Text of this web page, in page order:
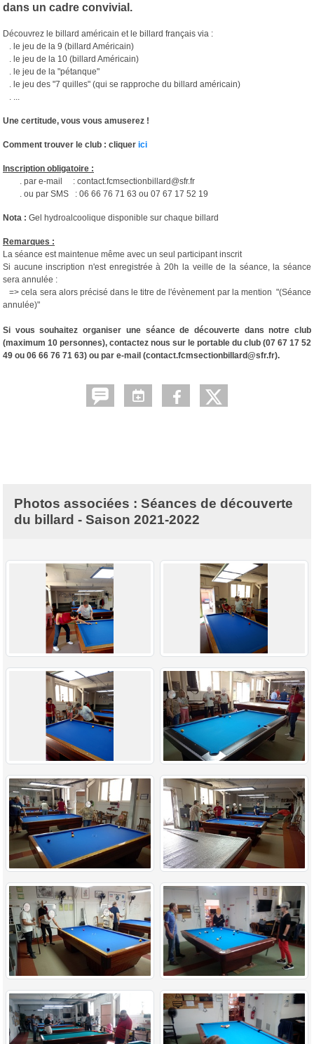
dans un cadre convivial.
Découvrez le billard américain et le billard français via :
. le jeu de la 9 (billard Américain)
. le jeu de la 10 (billard Américain)
. le jeu de la "pétanque"
. le jeu des "7 quilles" (qui se rapproche du billard américain)
. ...
Une certitude, vous vous amuserez !
Comment trouver le club : cliquer ici
Inscription obligatoire :
. par e-mail : contact.fcmsectionbillard@sfr.fr
. ou par SMS : 06 66 76 71 63 ou 07 67 17 52 19
Nota : Gel hydroalcoolique disponible sur chaque billard
Remarques :
La séance est maintenue même avec un seul participant inscrit
Si aucune inscription n'est enregistrée à 20h la veille de la séance, la séance
sera annulée :
=> cela sera alors précisé dans le titre de l'évènement par la mention "(Séance
annulée)"
Si vous souhaitez organiser une séance de découverte dans notre club
(maximum 10 personnes), contactez nous sur le portable du club (07 67 17 52
49 ou 06 66 76 71 63) ou par e-mail (contact.fcmsectionbillard@sfr.fr).
Photos associées : Séances de découverte
du billard - Saison 2021-2022